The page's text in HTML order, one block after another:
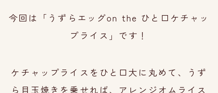
今回は「うずらエッグon the ひと口ケチャッ
プライス」です！
ケチャップライスをひと口大に丸めて、うず
ら目玉焼きを乗せれば、 アレンジオムライス